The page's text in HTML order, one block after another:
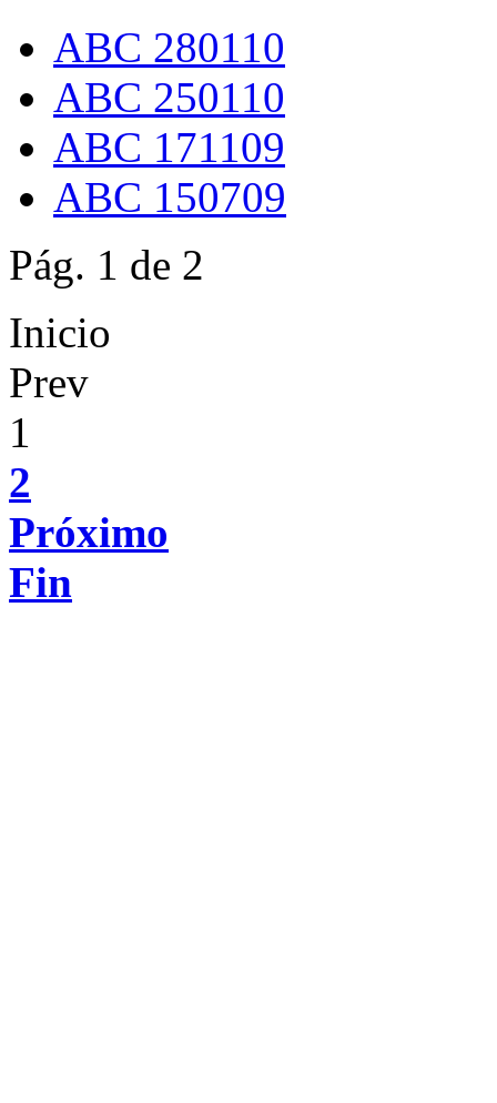
ABC 280110
ABC 250110
ABC 171109
ABC 150709
Pág. 1 de 2
Inicio
Prev
1
2
Próximo
Fin